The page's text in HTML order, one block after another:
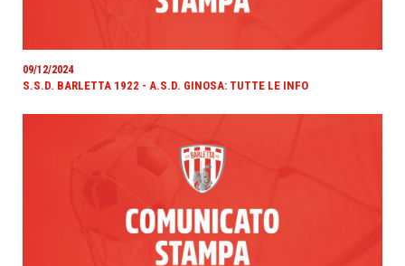
09/12/2024
S.S.D. BARLETTA 1922 - A.S.D. GINOSA: TUTTE LE INFO